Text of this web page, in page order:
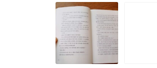
하지만 무슨 해괴한 마음인
에서 모락모락 뭉쳐지고 있었
“나와 술 먹을 때는 내게 집중
“진작부터 집중하고 있었는데